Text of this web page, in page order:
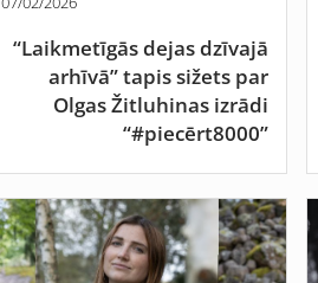
“Laikmetīgās dejas dzīvajā
arhīvā” tapis sižets par
Olgas Žitluhinas izrādi
“#piecērt8000”